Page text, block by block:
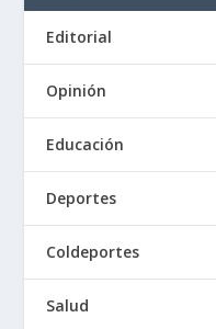
Editorial
Opinión
Educación
Deportes
Coldeportes
Salud